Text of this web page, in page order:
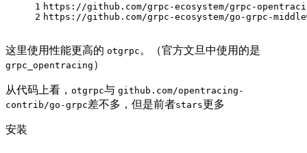
1
2
https://github.com/grpc-ecosystem/grpc-
https://github.com/grpc-ecosystem/go-grpc-
这里使用性能更高的 otgrpc 。（官方文旦中使用的是
grpc_opentracing ）
从代码上看， otgrpc与 github.com/opentracing-
contrib/go-grpc差不多，但是前者stars更多
安装